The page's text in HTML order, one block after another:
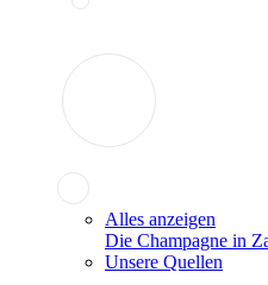
Alles anzeigen
Die Champagne in
Unsere Quellen